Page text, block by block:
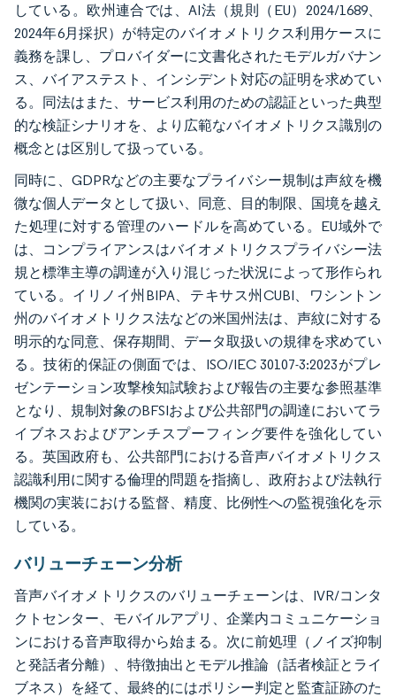
している。欧州連合では、AI法（規則（EU）2024/1689、
2024年6月採択）が特定のバイオメトリクス利用ケースに
義務を課し、プロバイダーに文書化されたモデルガバナン
ス、バイアステスト、インシデント対応の証明を求めてい
る。同法はまた、サービス利用のための認証といった典型
的な検証シナリオを、より広範なバイオメトリクス識別の
概念とは区別して扱っている。
同時に、GDPRなどの主要なプライバシー規制は声紋を機
微な個人データとして扱い、同意、目的制限、国境を越え
た処理に対する管理のハードルを高めている。EU域外で
は、コンプライアンスはバイオメトリクスプライバシー法
規と標準主導の調達が入り混じった状況によって形作られ
ている。イリノイ州BIPA、テキサス州CUBI、ワシントン
州のバイオメトリクス法などの米国州法は、声紋に対する
明示的な同意、保存期間、データ取扱いの規律を求めてい
る。技術的保証の側面では、ISO/IEC 30107-3:2023がプレ
ゼンテーション攻撃検知試験および報告の主要な参照基準
となり、規制対象のBFSIおよび公共部門の調達においてラ
イブネスおよびアンチスプーフィング要件を強化してい
る。英国政府も、公共部門における音声バイオメトリクス
認識利用に関する倫理的問題を指摘し、政府および法執行
機関の実装における監督、精度、比例性への監視強化を示
している。
バリューチェーン分析
音声バイオメトリクスのバリューチェーンは、IVR/コンタ
クトセンター、モバイルアプリ、企業内コミュニケーショ
ンにおける音声取得から始まる。次に前処理（ノイズ抑制
と発話者分離）、特徴抽出とモデル推論（話者検証とライ
ブネス）を経て、最終的にはポリシー判定と監査証跡のた